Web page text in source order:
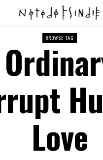
BROWSE TAG
Love